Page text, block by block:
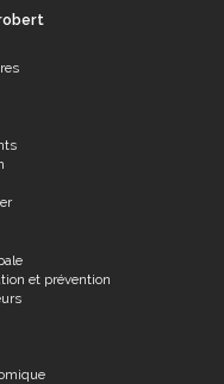
et prévention